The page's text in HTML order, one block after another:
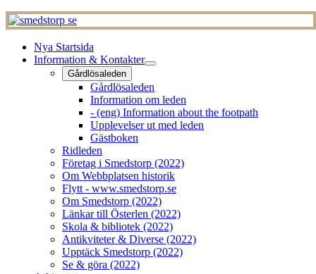
Nya Startsida
Information & Kontakter
Gårdlösaleden
Gårdlösaleden
Information om leden
- (eng) Information about the footpath
Upplevelser ut med leden
Gästboken
Ridleden
Företag i Smedstorp (2022)
Om Webbplatsen historik
Flytt - www.smedstorp.se
Om Smedstorp (2022)
Länkar till Österlen (2022)
Skola & bibliotek (2022)
Antikviteter & Diverse (2022)
Upptäck Smedstorp (2022)
Se & göra (2022)